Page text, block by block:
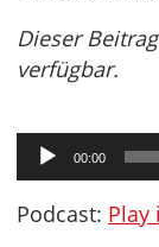
Dieser
verfügbar.
Audio-
Player
00:00
Podcast: Play